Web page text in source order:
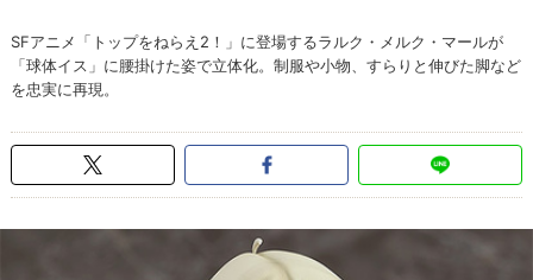
SFアニメ「トップをねらえ2！」に登場するラルク・メルク・マールが
「球体イス」に腰掛けた姿で立体化。制服や小物、すらりと伸びた脚など
を忠実に再現。